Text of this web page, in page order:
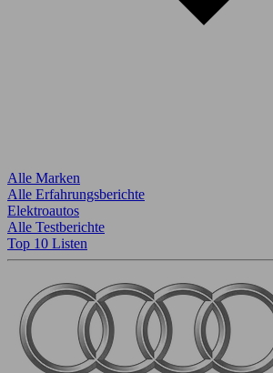
Alle Marken
Alle Erfahrungsberichte
Elektroautos
Alle Testberichte
Top 10 Listen